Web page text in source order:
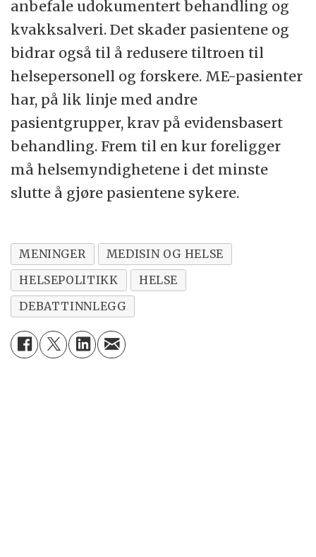
anbefale udokumentert behandling og
kvakksalveri. Det skader pasientene og
bidrar også til å redusere tiltroen til
helsepersonell og forskere. ME-pasienter
har, på lik linje med andre
pasientgrupper, krav på evidensbasert
behandling. Frem til en kur foreligger
må helsemyndighetene i det minste
slutte å gjøre pasientene sykere.
MENINGER
MEDISIN OG HELSE
HELSEPOLITIKK
HELSE
DEBATTINNLEGG